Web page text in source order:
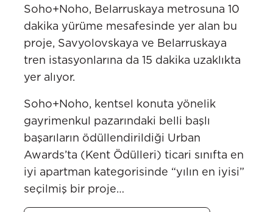
Soho+Noho, Belarruskaya metrosuna 10
dakika yürüme mesafesinde yer alan bu
proje, Savyolovskaya ve Belarruskaya
tren istasyonlarına da 15 dakika uzaklıkta
yer alıyor.
Soho+Noho, kentsel konuta yönelik
gayrimenkul pazarındaki belli başlı
başarıların ödüllendirildiği Urban
Awards’ta (Kent Ödülleri) ticari sınıfta en
iyi apartman kategorisinde “yılın en iyisi”
seçilmiş bir proje…